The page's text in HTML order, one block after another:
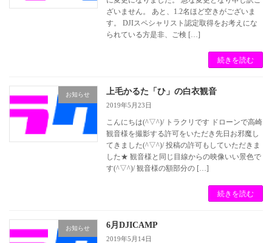
ざいません。 あと、1.2名ほど空きがございま
す。 DJIスペシャリスト認定取得をお考えにな
られている方是非、ご検 […]
続きを読む
お知らせ 上毛かるた「ひ」の白衣観音
2019年5月23日
こんにちは(^▽^)/ トラクリです ドローンで高崎
観音様を撮影する許可をいただき先日お邪魔し
てきました(^▽^)/ 投稿の許可もしていただきま
した★ 観音様と同じ目線からの映像いい景色で
す(^▽^)/ 観音様の額部分の […]
続きを読む
お知らせ 6月DJICAMP
2019年5月14日